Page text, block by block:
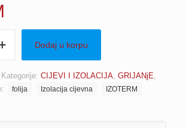
Dodaj u korpu
Kategorije: CIJEVI I IZOLACIJA, GRIJANjE,
folija Izolacija cijevna
IZOTERM